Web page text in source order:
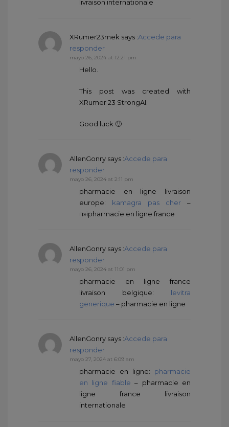
livraison internationale
XRumer23mek says :Accede para
responder
mayo 26, 2024 at 12:21 pm
Hello.
This post was created with
XRumer 23 StrongAI.
Good luck 🙂
AllenGonry says :Accede para
responder
mayo 26, 2024 at 2:11 pm
pharmacie en ligne livraison
europe: kamagra pas cher –
п»їpharmacie en ligne france
AllenGonry says :Accede para
responder
mayo 26, 2024 at 11:01 pm
pharmacie en ligne france
livraison belgique: levitra
generique – pharmacie en ligne
AllenGonry says :Accede para
responder
mayo 27, 2024 at 6:09 am
pharmacie en ligne: pharmacie
en ligne fiable – pharmacie en
ligne france livraison
internationale